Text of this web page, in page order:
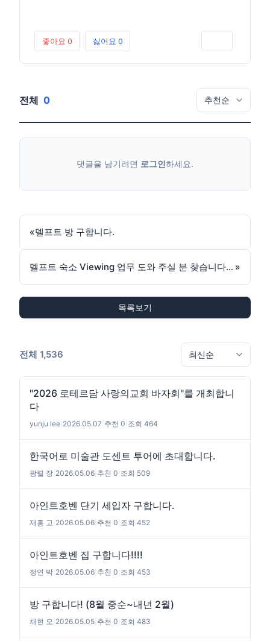
좋아요 0 싫어요 0
전체 0
댓글을 남기려면 로그인하세요.
«델프트 방 구합니다.
델프트 숙소 Viewing 업무 도와 주실 분 찾습니다.(소정 사례) »
목록보기
전체 1,536
"2026 로테르담 사랑의교회 바자회"를 개최합니
다
yunju lee 2026.05.07 추천 0 조회 464
한국어로 미술관 도센트 투어에 초대합니다.
광렬 장 2026.05.06 추천 0 조회 509
아인트호벤 단기 세입자 구합니다.
재홍 고 2026.05.06 추천 0 조회 452
아인트호벤 집 구합니다!!!!
정연 박 2026.05.06 추천 0 조회 453
방 구합니다! (8월 중순~내년 2월)
채현 오 2026.05.05 추천 0 조회 483